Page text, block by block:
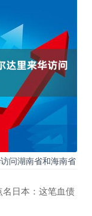
问湖南省和海南省
日本：这笔血债